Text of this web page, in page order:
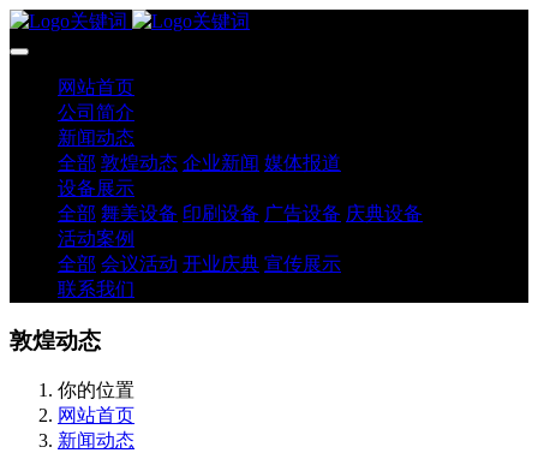
网站首页
公司简介
新闻动态
全部 敦煌动态 企业新闻 媒体报道
设备展示
全部 舞美设备 印刷设备 广告设备 庆典设备
活动案例
全部 会议活动 开业庆典 宣传展示
联系我们
敦煌动态
你的位置
网站首页
新闻动态